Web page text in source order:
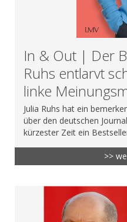
In & Out | Der
Ruhs entlarvt
linke
Julia Ruhs hat ein
über den deutschen
kürzester Zeit ein
>>